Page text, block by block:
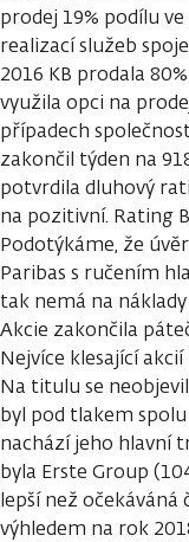
prodej 19% podílu
realizací služeb
2016 KB prodala
využila opci na
případech
zakončil týden na
potvrdila dluhový
na pozitivní. Rating
Podotýkáme, že
Paribas s ručením
tak nemá na
Akcie zakončila
Nejvíce klesající
Na titulu se
byl pod tlakem
nachází jeho hlavní
byla Erste Group
lepší než očekáváná
výhledem na rok